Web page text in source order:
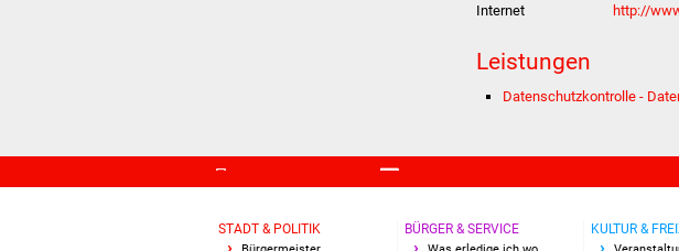
Internet
http://
Leistungen
Datenschutzkontrolle -
STADT & POLITIK BÜRGER & SERVICE KULTUR &